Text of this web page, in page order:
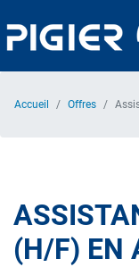
au
contenu
Accueil Offres
(H/F) EN